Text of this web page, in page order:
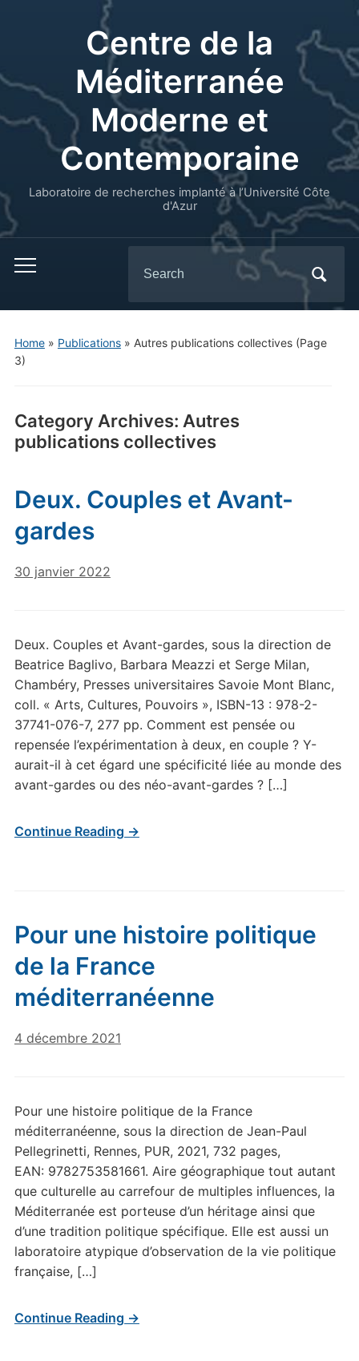
Centre de la
Méditerranée
Moderne et
Contemporaine
Laboratoire de recherches implanté à l’Université Côte
d'Azur
for:
Home» Publications» Autres publications collectives(Page
3)
Category Archives: Autres
publications collectives
Deux. Couples et Avant-
gardes
30 janvier 2022
Deux. Couples et Avant-gardes, sous la direction de
Beatrice Baglivo, Barbara Meazzi et Serge Milan,
Chambéry, Presses universitaires Savoie Mont Blanc,
coll. « Arts, Cultures, Pouvoirs », ISBN-13 : 978-2-
37741-076-7, 277 pp. Comment est pensée ou
repensée l’expérimentation à deux, en couple ? Y-
aurait-il à cet égard une spécificité liée au monde des
avant-gardes ou des néo-avant-gardes ? […]
Continue Reading →
Pour une histoire politique
de la France
méditerranéenne
4 décembre 2021
Pour une histoire politique de la France
méditerranéenne, sous la direction de Jean-Paul
Pellegrinetti, Rennes, PUR, 2021, 732 pages,
EAN: 9782753581661. Aire géographique tout autant
que culturelle au carrefour de multiples influences, la
Méditerranée est porteuse d’un héritage ainsi que
d’une tradition politique spécifique. Elle est aussi un
laboratoire atypique d’observation de la vie politique
française, […]
Continue Reading →